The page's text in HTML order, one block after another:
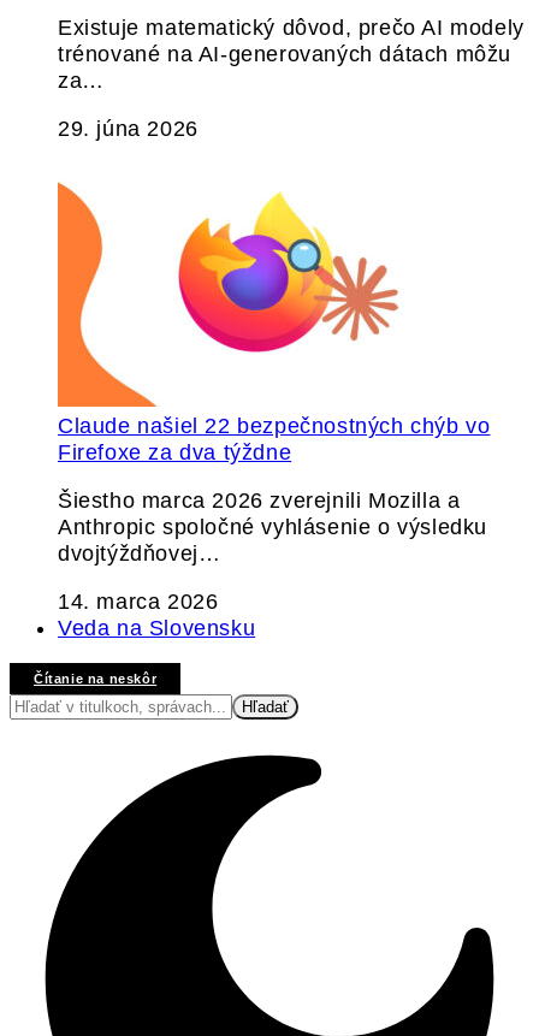
Existuje matematický dôvod, prečo AI modely
trénované na AI-generovaných dátach môžu
za…
29. júna 2026
Claude našiel 22 bezpečnostných chýb vo
Firefoxe za dva týždne
Šiestho marca 2026 zverejnili Mozilla a
Anthropic spoločné vyhlásenie o výsledku
dvojtýždňovej…
14. marca 2026
Veda na Slovensku
Čítanie na neskôr